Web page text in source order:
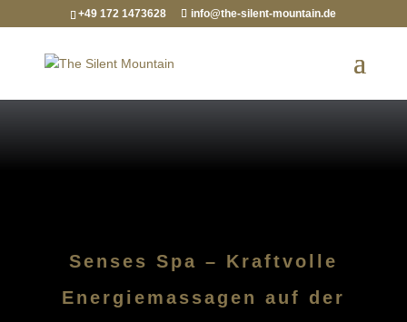
+49 172 1473628 info@the-silent-mountain.de
Senses Spa – Kraftvolle
Energiemassagen auf der